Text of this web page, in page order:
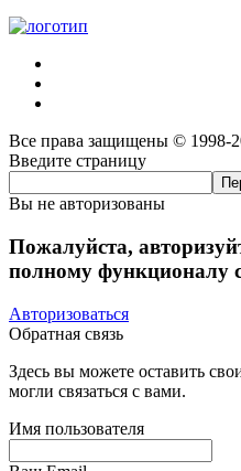
Все права защищены © 1998-
Введите страницу
Вы не авторизованы
Пожалуйста,
полному функционалу
Авторизоваться
Обратная связь
Здесь вы можете оставить
могли связаться с вами.
Имя пользователя